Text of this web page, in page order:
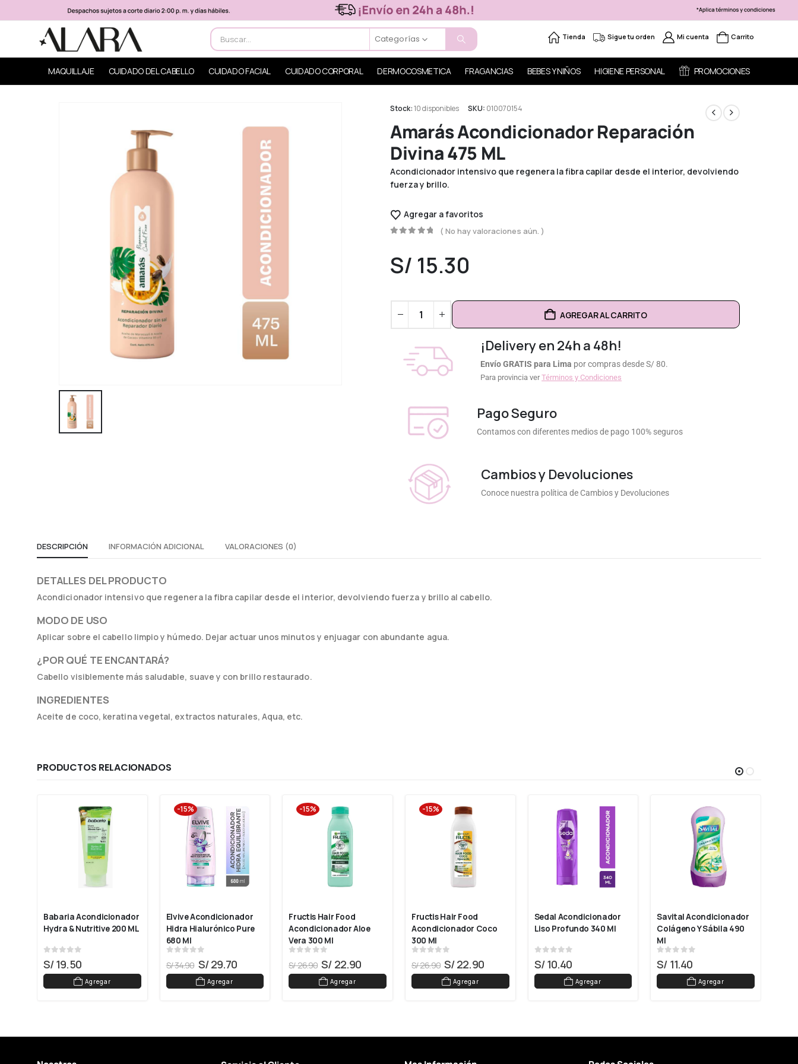
Categorías Tienda Sigue tu orden Mi cuenta Carrito
MAQUILLAJE CUIDADO DEL CABELLO CUIDADO FACIAL CUIDADO CORPORAL DERMOCOSMETICA FRAGANCIAS BEBES Y NIÑOS HIGIENE PERSONAL PROMOCIONES
Stock:10 disponibles SKU: 010070154
Amarás Acondicionador Reparación
Divina 475 ML
Acondicionador intensivo que regenera la fibra capilar desde el interior, devolviendo
fuerza y brillo.
Agregar a favoritos
( No hay valoraciones aún. )
S/ 15.30
AGREGAR AL CARRITO
¡Delivery en 24h a 48h!
Envío GRATIS para Lima por compras desde S/ 80.
Para provincia verTérminos y Condiciones
Pago Seguro
Contamos con diferentes medios de pago 100% seguros
Cambios y Devoluciones
Conoce nuestra política de Cambios y Devoluciones
DESCRIPCIÓN INFORMACIÓN ADICIONAL VALORACIONES (0)
DETALLES DEL PRODUCTO
Acondicionador intensivo que regenera la fibra capilar desde el interior, devolviendo fuerza y brillo al cabello.
MODO DE USO
Aplicar sobre el cabello limpio y húmedo. Dejar actuar unos minutos y enjuagar con abundante agua.
¿POR QUÉ TE ENCANTARÁ?
Cabello visiblemente más saludable, suave y con brillo restaurado.
INGREDIENTES
Aceite de coco, keratina vegetal, extractos naturales, Aqua, etc.
PRODUCTOS RELACIONADOS
Babaria Acondicionador
Hydra & Nutritive 200 ML
S/19.50
Agregar
-15%
Elvive Acondicionador
Hidra Hialurónico Pure
680 Ml
S/34.90 S/29.70
Agregar
-15%
Fructis Hair Food
Acondicionador Aloe
Vera 300 Ml
S/26.90 S/ 22.90
Agregar
-15%
Fructis Hair Food
Acondicionador Coco
300 Ml
S/26.90 S/22.90
Agregar
Sedal Acondicionador
Liso Profundo 340 Ml
S/10.40
Agregar
Savital Acondicionador
Colágeno Y Sábila 490
Ml
S/ 11.40
Agregar